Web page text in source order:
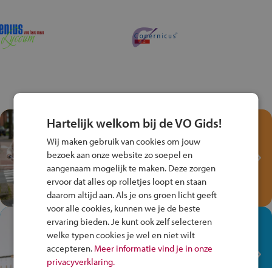
Test je kennis met het
Fiets Veilig
Verkeersspel!
Speel het Fiets Veilig Verkeersspel
en win een Cortina-fiets!
In de winkel ben je op je
plek!
Ontdek via het vmbo jouw talent
Hartelijk welkom bij de VO Gids!
Wij maken gebruik van cookies om jouw
bezoek aan onze website zo soepel en
aangenaam mogelijk te maken. Deze zorgen
ervoor dat alles op rolletjes loopt en staan
daarom altijd aan. Als je ons groen licht geeft
voor alle cookies, kunnen we je de beste
ervaring bieden. Je kunt ook zelf selecteren
welke typen cookies je wel en niet wilt
accepteren. Meer informatie vind je in onze
privacyverklaring.